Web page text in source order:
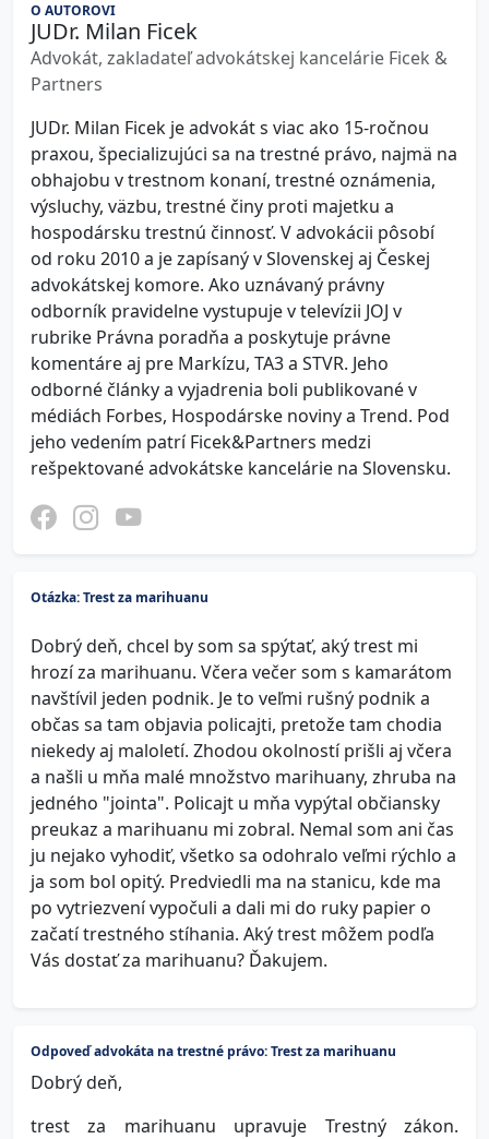
O AUTOROVI
JUDr. Milan Ficek
Advokát, zakladateľ advokátskej kancelárie Ficek &
Partners
JUDr. Milan Ficek je advokát s viac ako 15-ročnou
praxou, špecializujúci sa na trestné právo, najmä na
obhajobu v trestnom konaní, trestné oznámenia,
výsluchy, väzbu, trestné činy proti majetku a
hospodársku trestnú činnosť. V advokácii pôsobí
od roku 2010 a je zapísaný v Slovenskej aj Českej
advokátskej komore. Ako uznávaný právny
odborník pravidelne vystupuje v televízii JOJ v
rubrike Právna poradňa a poskytuje právne
komentáre aj pre Markízu, TA3 a STVR. Jeho
odborné články a vyjadrenia boli publikované v
médiách Forbes, Hospodárske noviny a Trend. Pod
jeho vedením patrí Ficek&Partners medzi
rešpektované advokátske kancelárie na Slovensku.
Otázka: Trest za marihuanu
Dobrý deň, chcel by som sa spýtať, aký trest mi
hrozí za marihuanu. Včera večer som s kamarátom
navštívil jeden podnik. Je to veľmi rušný podnik a
občas sa tam objavia policajti, pretože tam chodia
niekedy aj maloletí. Zhodou okolností prišli aj včera
a našli u mňa malé množstvo marihuany, zhruba na
jedného "jointa". Policajt u mňa vypýtal občiansky
preukaz a marihuanu mi zobral. Nemal som ani čas
ju nejako vyhodiť, všetko sa odohralo veľmi rýchlo a
ja som bol opitý. Predviedli ma na stanicu, kde ma
po vytriezvení vypočuli a dali mi do ruky papier o
začatí trestného stíhania. Aký trest môžem podľa
Vás dostať za marihuanu? Ďakujem.
Odpoveď advokáta na trestné právo: Trest za marihuanu
Dobrý deň,
trest za marihuanu upravuje Trestný zákon.